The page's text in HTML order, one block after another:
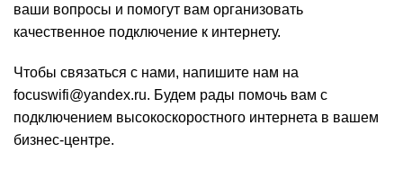
ваши вопросы и помогут вам организовать
качественное подключение к интернету.
Чтобы связаться с нами, напишите нам на
focuswifi@yandex.ru. Будем рады помочь вам с
подключением высокоскоростного интернета в вашем
бизнес-центре.